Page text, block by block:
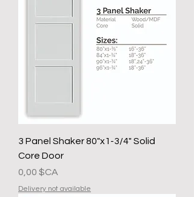
3 Panel Shaker 80"x1-3/4" Solid
Core Door
Prix
0,00 $CA
Delivery not available